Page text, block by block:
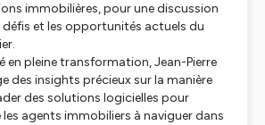
immobilières, pour une discussion
défis et les opportunités actuels du
en pleine transformation, Jean-Pierre
des insights précieux sur la manière
des solutions logicielles pour
agents immobiliers à naviguer dans